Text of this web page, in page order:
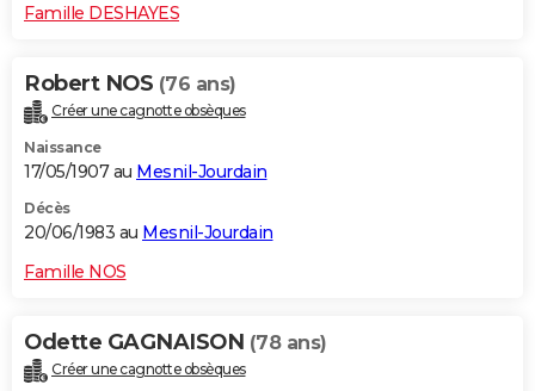
Famille DESHAYES
Robert NOS (76 ans)
Créer une cagnotte obsèques
Naissance
17/05/1907 au Mesnil-Jourdain
Décès
20/06/1983 au Mesnil-Jourdain
Famille NOS
Odette GAGNAISON (78 ans)
Créer une cagnotte obsèques